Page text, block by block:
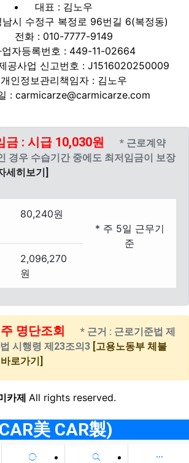
대표 : 김노우
남시 수정구 복정로 96번길 6(복정동)
전화 : 010-7777-9149
업자등록번호 : 449-11-02664
공사업 신고번호 : J1516020250009
개인정보관리책임자 : 김노우
: carmicarze@carmicarze.com
금 : 시급 10,030원
* 근로계약
경우 수습기간 중에도 최저임금이 보장
세히보기]
80,240원
* 주 5일 근무기
준
2,096,270
원
명단조회
* 근거 : 근로기준법 제
시행령 제23조의3 [고용노동부 체불
로가기]
카제 All rights reserved.
美 CAR製)